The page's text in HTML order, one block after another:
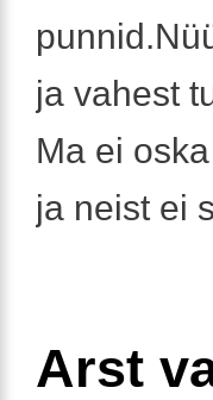
ja vahest
Ma ei
ja neist ei
Arst